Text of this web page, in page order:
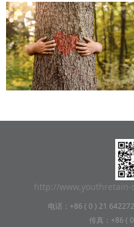
http://www.youthretain-
电话：+86 ( 0 ) 21
传真：+86 (